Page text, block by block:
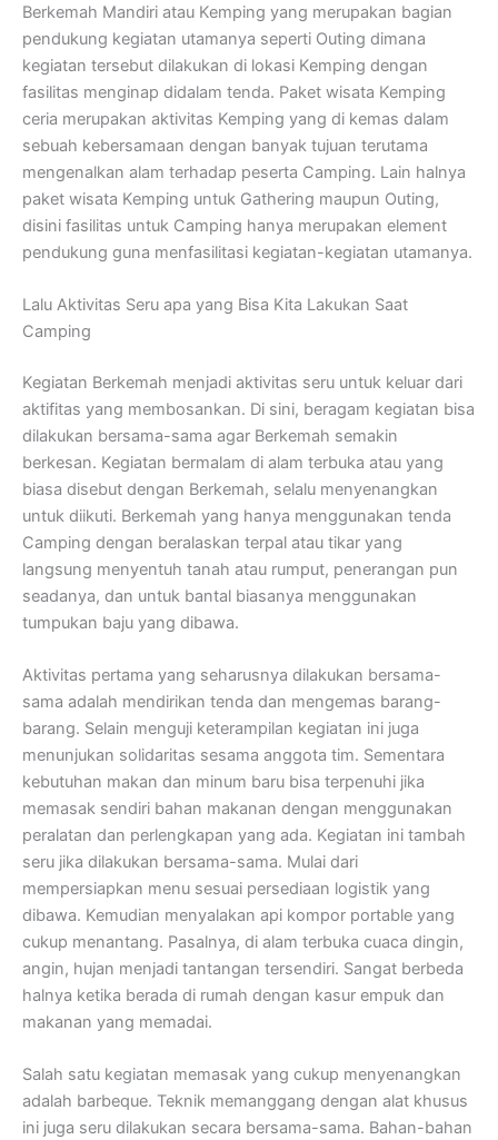
Berkemah Mandiri atau Kemping yang merupakan bagian
pendukung kegiatan utamanya seperti Outing dimana
kegiatan tersebut dilakukan di lokasi Kemping dengan
fasilitas menginap didalam tenda. Paket wisata Kemping
ceria merupakan aktivitas Kemping yang di kemas dalam
sebuah kebersamaan dengan banyak tujuan terutama
mengenalkan alam terhadap peserta Camping. Lain halnya
paket wisata Kemping untuk Gathering maupun Outing,
disini fasilitas untuk Camping hanya merupakan element
pendukung guna menfasilitasi kegiatan-kegiatan utamanya.
Lalu Aktivitas Seru apa yang Bisa Kita Lakukan Saat
Camping
Kegiatan Berkemah menjadi aktivitas seru untuk keluar dari
aktifitas yang membosankan. Di sini, beragam kegiatan bisa
dilakukan bersama-sama agar Berkemah semakin
berkesan. Kegiatan bermalam di alam terbuka atau yang
biasa disebut dengan Berkemah, selalu menyenangkan
untuk diikuti. Berkemah yang hanya menggunakan tenda
Camping dengan beralaskan terpal atau tikar yang
langsung menyentuh tanah atau rumput, penerangan pun
seadanya, dan untuk bantal biasanya menggunakan
tumpukan baju yang dibawa.
Aktivitas pertama yang seharusnya dilakukan bersama-
sama adalah mendirikan tenda dan mengemas barang-
barang. Selain menguji keterampilan kegiatan ini juga
menunjukan solidaritas sesama anggota tim. Sementara
kebutuhan makan dan minum baru bisa terpenuhi jika
memasak sendiri bahan makanan dengan menggunakan
peralatan dan perlengkapan yang ada. Kegiatan ini tambah
seru jika dilakukan bersama-sama. Mulai dari
mempersiapkan menu sesuai persediaan logistik yang
dibawa. Kemudian menyalakan api kompor portable yang
cukup menantang. Pasalnya, di alam terbuka cuaca dingin,
angin, hujan menjadi tantangan tersendiri. Sangat berbeda
halnya ketika berada di rumah dengan kasur empuk dan
makanan yang memadai.
Salah satu kegiatan memasak yang cukup menyenangkan
adalah barbeque. Teknik memanggang dengan alat khusus
ini juga seru dilakukan secara bersama-sama. Bahan-bahan